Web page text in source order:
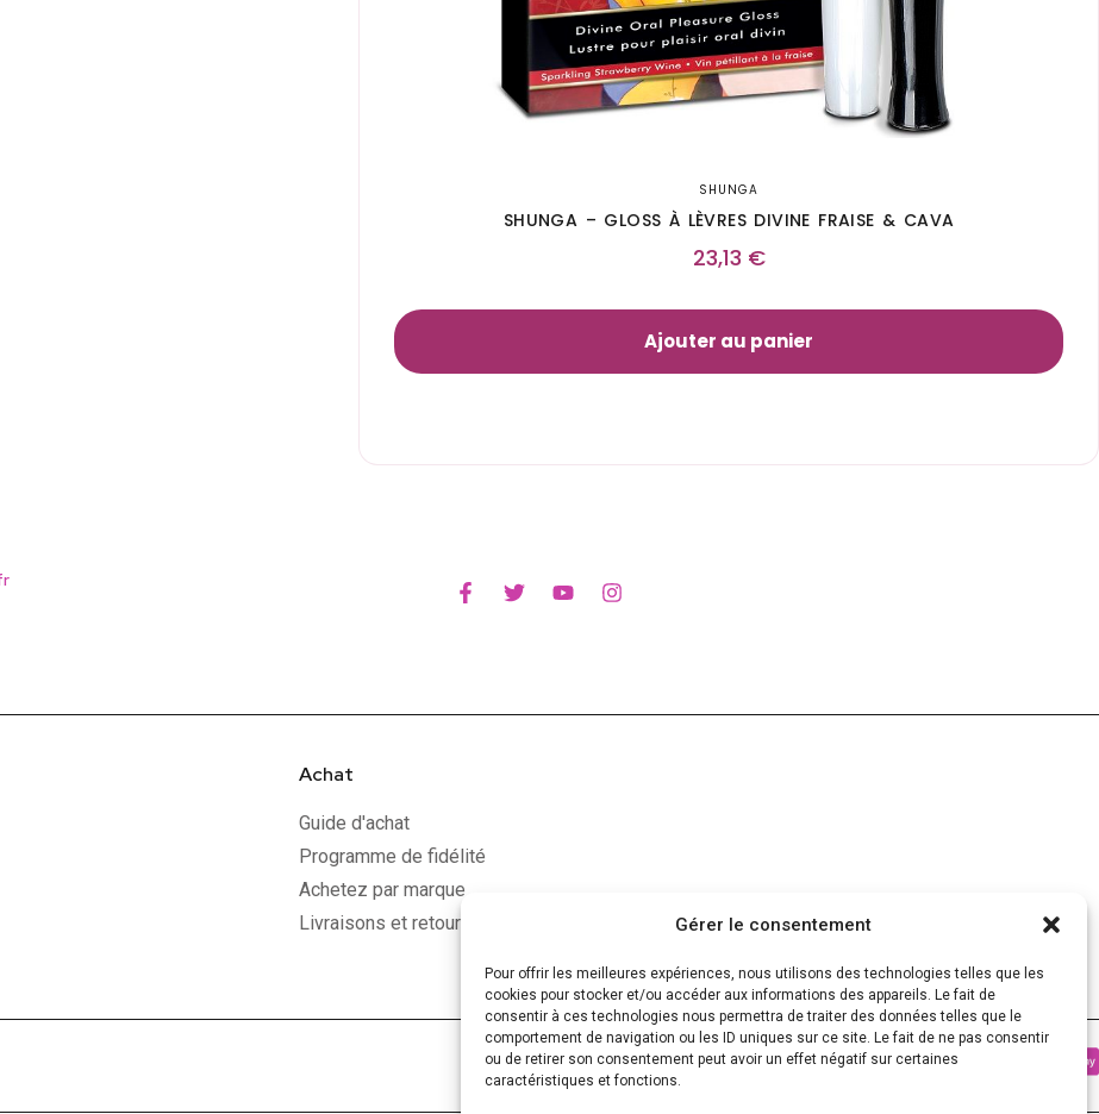
Gérer le consentement
Pour offrir les meilleures expériences, nous utilisons des technologies telles que les
cookies pour stocker et/ou accéder aux informations des appareils. Le fait de
consentir à ces technologies nous permettra de traiter des données telles que le
comportement de navigation ou les ID uniques sur ce site. Le fait de ne pas consentir
ou de retirer son consentement peut avoir un effet négatif sur certaines
caractéristiques et fonctions.
SHUNGA
SHUNGA – GLOSS À LÈVRES DIVINE FRAISE & CAVA
23,13 €
Ajouter au panier
Achat
Guide d'achat
Programme de fidélité
Achetez par marque
Livraisons et retours